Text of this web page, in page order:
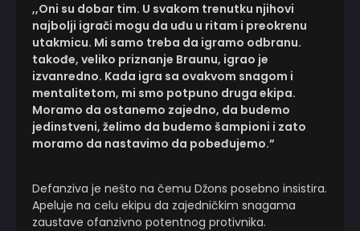
,,Oni su dobar tim. U svakom trenutku njihovi
najbolji igrači mogu da uđu u ritam i preokrenu
utakmicu. Mi samo treba da igramo odbranu.
takođe, veliko priznanje Braunu, igrao je
izvanredno. Kada igra sa ovakvom snagom i
mentalitetom, mi smo potpuno druga ekipa.
Moramo da ostanemo zajedno, da budemo
jedinstveni, želimo da budemo šampioni i zato
moramo da nastavimo da pobeđujemo.”
Defanziva je nešto na čemu Džons posebno insistira.
Apeluje na celu ekipu da zajedničkim snagama
zaustave ofanzivno potentnog protivnika.